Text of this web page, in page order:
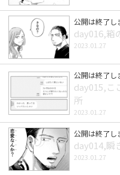
公開は終了し
day016,箱
2023.01.27
公開は終了し
day015,こ
所
2023.01.27
公開は終了し
day014,瞬
2023.01.27